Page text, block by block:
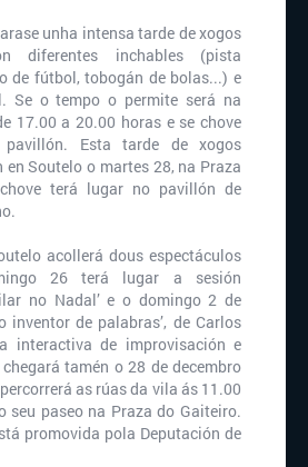
unha intensa tarde de xogos
diferentes inchables (pista
de fútbol, tobogán de bolas...) e
Se o tempo o permite será na
17.00 a 20.00 horas e se chove
pavillón. Esta tarde de xogos
en Soutelo o martes 28, na Praza
terá lugar no pavillón de
acollerá dous espectáculos
26 terá lugar a sesión
no Nadal’ e o domingo 2 de
inventor de palabras’, de Carlos
interactiva de improvisación e
tamén o 28 de decembro
as rúas da vila ás 11.00
seu paseo na Praza do Gaiteiro.
promovida pola Deputación de